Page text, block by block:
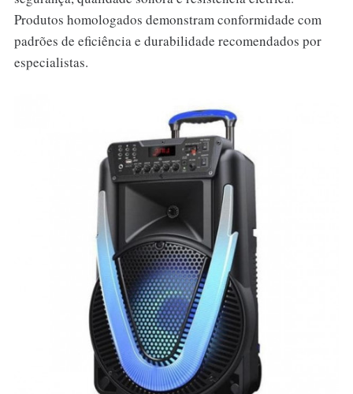
Produtos homologados demonstram conformidade com
padrões de eficiência e durabilidade recomendados por
especialistas.